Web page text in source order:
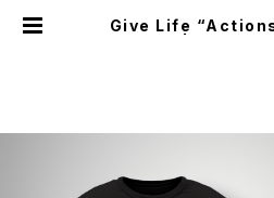
Give Life